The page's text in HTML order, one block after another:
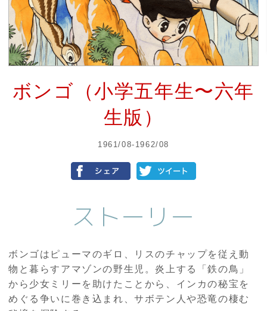
ボンゴ（小学五年生〜六年
生版）
1961/08-1962/08
ストーリー
ボンゴはピューマのギロ、リスのチャップを従え動
物と暮らすアマゾンの野生児。炎上する「鉄の鳥」
から少女ミリーを助けたことから、インカの秘宝を
めぐる争いに巻き込まれ、サボテン人や恐竜の棲む